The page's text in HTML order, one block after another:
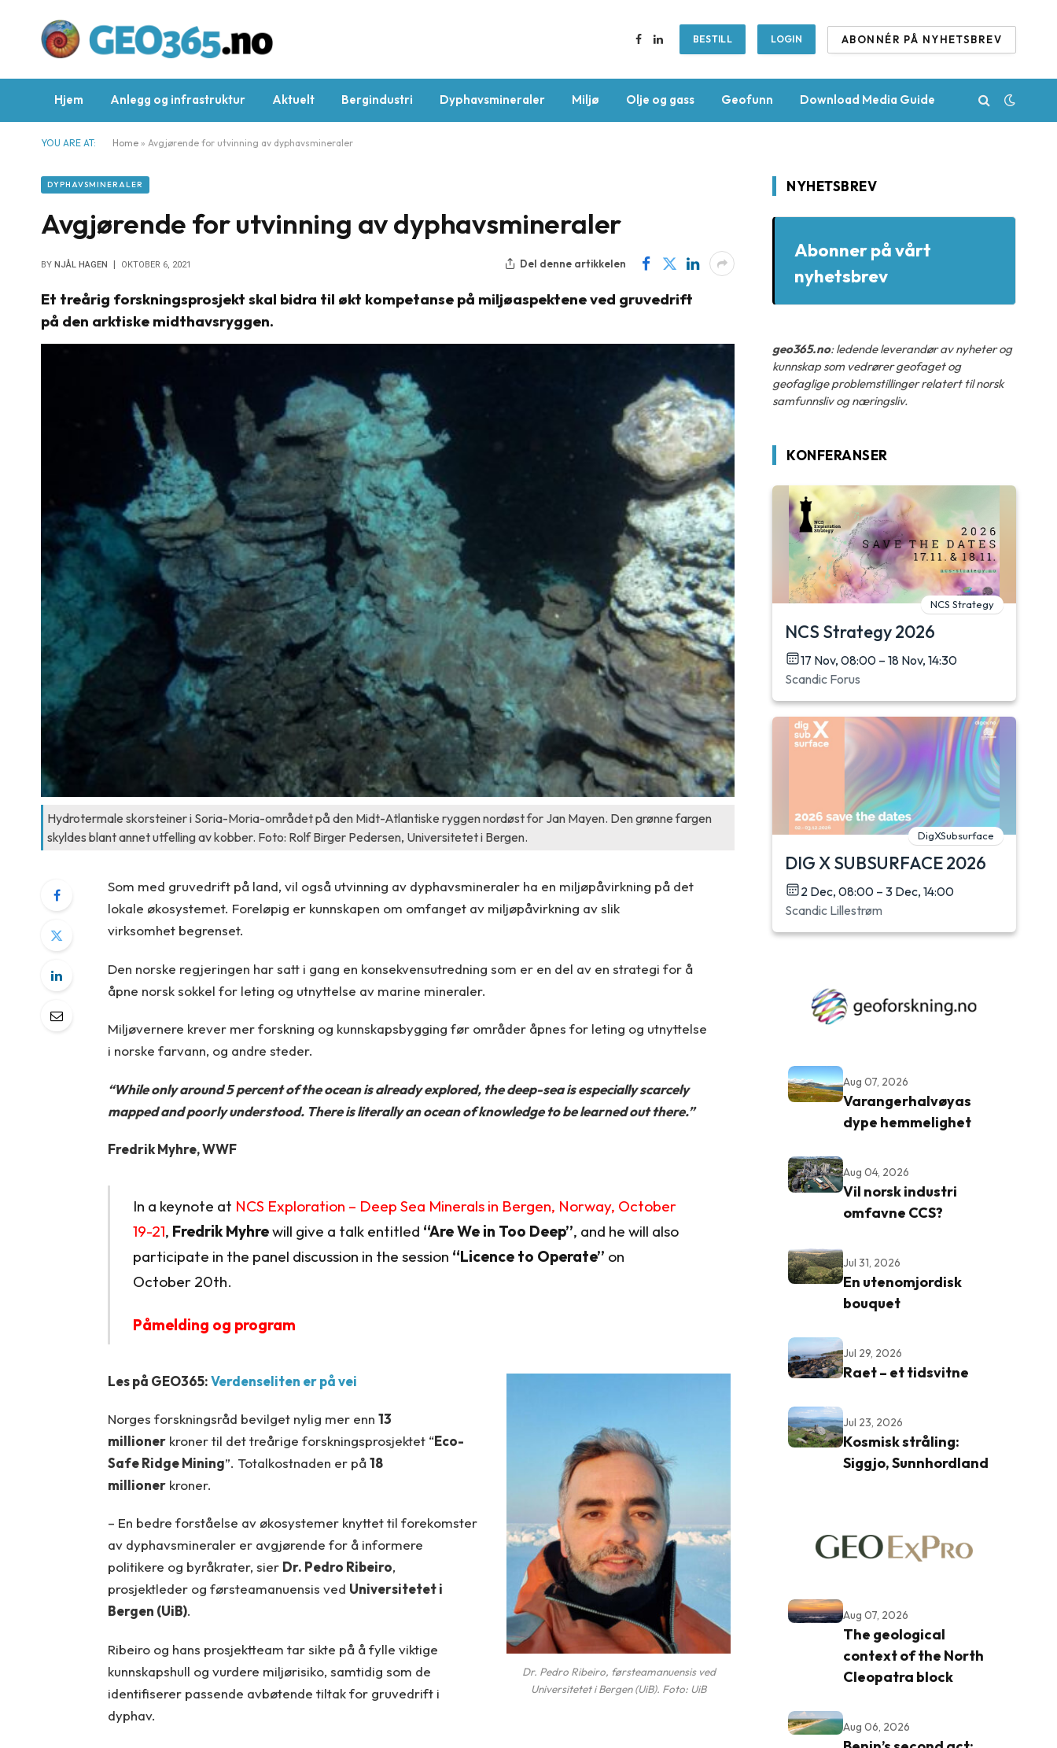
Facebook
LinkedInBESTILL LOGIN ABONNÉR PÅ NYHETSBREV
Hjem Anlegg og infrastruktur Aktuelt Bergindustri Dyphavsmineraler Miljø Olje og gass Geofunn Download Media Guide
YOU ARE AT: Home » Avgjørende for utvinning av dyphavsmineraler
DYPHAVSMINERALER
Avgjørende for utvinning av dyphavsmineraler
BY NJÅL HAGEN OKTOBER 6, 2021 Del denne artikkelen
Et treårig forskningsprosjekt skal bidra til økt kompetanse på miljøaspektene ved gruvedrift
på den arktiske midthavsryggen.
Hydrotermale skorsteiner i Soria-Moria-området på den Midt-Atlantiske ryggen nordøst for Jan Mayen. Den grønne fargen
skyldes blant annet utfelling av kobber. Foto: Rolf Birger Pedersen, Universitetet i Bergen.
Som med gruvedrift på land, vil også utvinning av dyphavsmineraler ha en miljøpåvirkning på det
lokale økosystemet. Foreløpig er kunnskapen om omfanget av miljøpåvirkning av slik
virksomhet begrenset.
Den norske regjeringen har satt i gang en konsekvensutredning som er en del av en strategi for å
åpne norsk sokkel for leting og utnyttelse av marine mineraler.
Miljøvernere krever mer forskning og kunnskapsbygging før områder åpnes for leting og utnyttelse
i norske farvann, og andre steder.
“While only around 5 percent of the ocean is already explored, the deep-sea is especially scarcely
mapped and poorly understood. There is literally an ocean of knowledge to be learned out there.”
Fredrik Myhre, WWF
In a keynote at NCS Exploration – Deep Sea Minerals in Bergen, Norway, October
19-21, Fredrik Myhrewill give a talk entitled “Are We in Too Deep”, and he will also
participate in the panel discussion in the session “Licence to Operate” on
October 20th.
Påmelding og program
Dr. Pedro Ribeiro, førsteamanuensis ved
Universitetet i Bergen (UiB). Foto: UiB
Les på GEO365:Verdenseliten er på vei
Norges forskningsråd bevilget nylig mer enn 13
millionerkroner til det treårige forskningsprosjektet“Eco-
Safe Ridge Mining”. Totalkostnaden er på18
millionerkroner.
– En bedre forståelse av økosystemer knyttet til forekomster
av dyphavsmineraler er avgjørende for å informere
politikere og byråkrater, sier Dr. Pedro Ribeiro,
prosjektleder og førsteamanuensis ved Universitetet i
Bergen (UiB).
Ribeiro og hans prosjektteam tar sikte på å fylle viktige
kunnskapshull og vurdere miljørisiko, samtidig som de
identifiserer passende avbøtende tiltak for gruvedrift i
dyphav.
NYHETSBREV
Abonner på vårt
nyhetsbrev
geo365.no: ledende leverandør av nyheter og
kunnskap som vedrører geofaget og
geofaglige problemstillinger relatert til norsk
samfunnsliv og næringsliv.
KONFERANSER
NCS Strategy
NCS Strategy 2026
17 Nov, 08:00 – 18 Nov, 14:30
Scandic Forus
DigXSubsurface
DIG X SUBSURFACE 2026
2 Dec, 08:00 – 3 Dec, 14:00
Scandic Lillestrøm
Aug 07, 2026
Varangerhalvøyas
dype hemmelighet
Aug 04, 2026
Vil norsk industri
omfavne CCS?
Jul 31, 2026
En utenomjordisk
bouquet
Jul 29, 2026
Raet – et tidsvitne
Jul 23, 2026
Kosmisk stråling:
Siggjo, Sunnhordland
Aug 07, 2026
The geological
context of the North
Cleopatra block
Aug 06, 2026